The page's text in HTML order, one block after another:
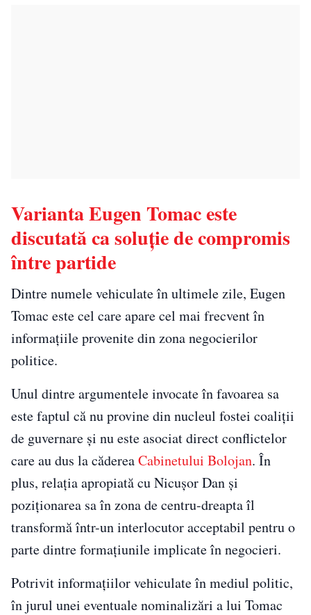
Varianta Eugen Tomac este
discutată ca soluție de compromis
între partide
Dintre numele vehiculate în ultimele zile, Eugen
Tomac este cel care apare cel mai frecvent în
informațiile provenite din zona negocierilor
politice.
Unul dintre argumentele invocate în favoarea sa
este faptul că nu provine din nucleul fostei coaliții
de guvernare și nu este asociat direct conflictelor
care au dus la cădereaCabinetului Bolojan. În
plus, relația apropiată cu Nicușor Dan și
poziționarea sa în zona de centru-dreapta îl
transformă într-un interlocutor acceptabil pentru o
parte dintre formațiunile implicate în negocieri.
Potrivit informațiilor vehiculate în mediul politic,
în jurul unei eventuale nominalizări a lui Tomac